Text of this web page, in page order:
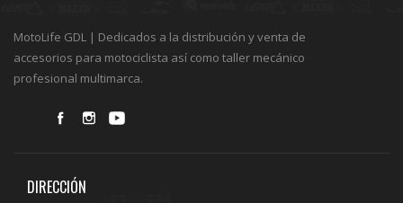
MotoLife GDL | Dedicados a la distribución y venta de
accesorios para motociclista así como taller mecánico
profesional multimarca.
DIRECCIÓN